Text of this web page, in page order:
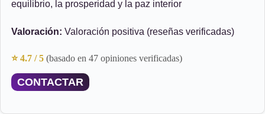
equilibrio, la prosperidad y la paz interior
Valoración: Valoración positiva (reseñas verificadas)
⭐ 4.7 / 5 (basado en 47 opiniones verificadas)
CONTACTAR